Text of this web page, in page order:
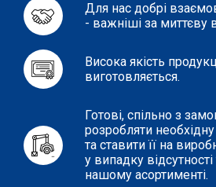
Для нас добрі
- важніші за миттєву
Висока якість
виготовляється.
Готові, спільно з
розробляти
та ставити її на
у випадку відсутності
нашому асортименті.